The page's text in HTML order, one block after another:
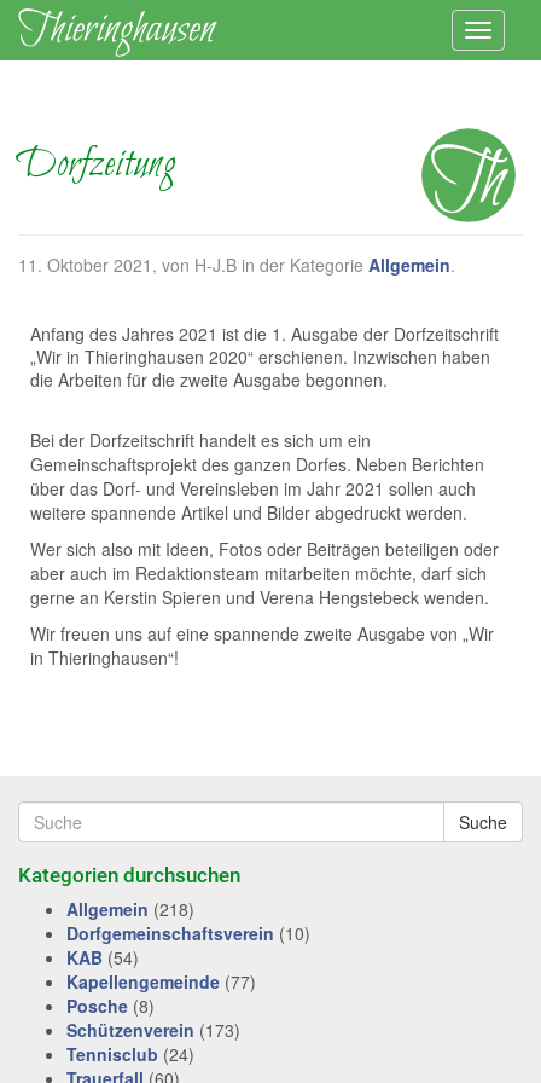
Dorfzeitung
11. Oktober 2021 , von H-J.B in der Kategorie Allgemein.
Anfang des Jahres 2021 ist die 1. Ausgabe der Dorfzeitschrift
„Wir in Thieringhausen 2020“ erschienen. Inzwischen haben
die Arbeiten für die zweite Ausgabe begonnen.
Bei der Dorfzeitschrift handelt es sich um ein
Gemeinschaftsprojekt des ganzen Dorfes. Neben Berichten
über das Dorf- und Vereinsleben im Jahr 2021 sollen auch
weitere spannende Artikel und Bilder abgedruckt werden.
Wer sich also mit Ideen, Fotos oder Beiträgen beteiligen oder
aber auch im Redaktionsteam mitarbeiten möchte, darf sich
gerne an Kerstin Spieren und Verena Hengstebeck wenden.
Wir freuen uns auf eine spannende zweite Ausgabe von „Wir
in Thieringhausen“!
Suche
Kategorien durchsuchen
Allgemein (218)
Dorfgemeinschaftsverein (10)
KAB (54)
Kapellengemeinde (77)
Posche (8)
Schützenverein (173)
Tennisclub (24)
Trauerfall (60)